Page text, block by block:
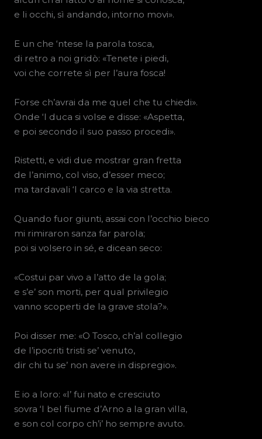
e li occhi, sì andando, intorno movi».
E un che ‘ntese la parola tosca,
di retro a noi gridò: «Tenete i piedi,
voi che correte sì per l’aura fosca!
Forse ch’avrai da me quel che tu chiedi».
Onde ‘l duca si volse e disse: «Aspetta,
e poi secondo il suo passo procedi».
Ristetti, e vidi due mostrar gran fretta
de l’animo, col viso, d’esser meco;
ma tardavali ‘l carco e la via stretta.
Quando fuor giunti, assai con l’occhio bieco
mi rimiraron sanza far parola;
poi si volsero in sé, e dicean seco:
«Costui par vivo a l’atto de la gola;
e s’e’ son morti, per qual privilegio
vanno scoperti de la grave stola?».
Poi disser me: «O Tosco, ch’al collegio
de l’ipocriti tristi se’ venuto,
dir chi tu se’ non avere in dispregio».
E io a loro: «I’ fui nato e cresciuto
sovra ‘l bel fiume d’Arno a la gran villa,
e son col corpo ch’i’ ho sempre avuto.